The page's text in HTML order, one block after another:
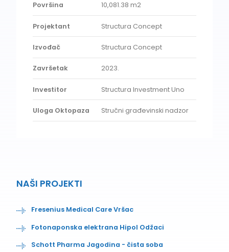
Površina 10,081.38 m2
Projektant Structura Concept
Izvođač Structura Concept
Završetak 2023.
Investitor Structura Investment Uno
Uloga Oktopaza Stručni građevinski nadzor
NAŠI PROJEKTI
Fresenius Medical Care Vršac
Fotonaponska elektrana Hipol Odžaci
Schott Pharma Jagodina - čista soba